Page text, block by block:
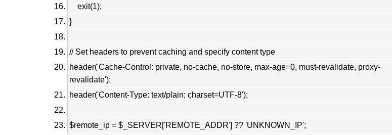
exit(1);
}
// Set headers to prevent caching and specify content type
header('Cache-Control: private, no-cache, no-store, max-age=0, must-revalidate, proxy-
revalidate');
header('Content-Type: text/plain; charset=UTF-8');
$remote_ip = $_SERVER['REMOTE_ADDR'] ?? 'UNKNOWN_IP';